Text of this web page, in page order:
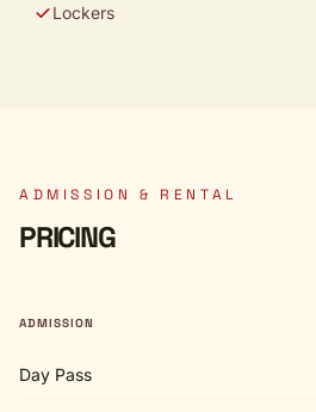
Lockers
ADMISSION & RENTAL
PRICING
ADMISSION
Day Pass